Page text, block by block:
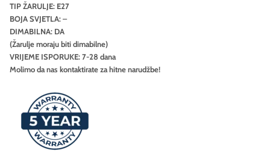
TIP ŽARULJE: E27
BOJA SVJETLA: –
DIMABILNA: DA
(Žarulje moraju biti dimabilne)
VRIJEME ISPORUKE: 7-28 dana
Molimo da nas kontaktirate za hitne narudžbe!